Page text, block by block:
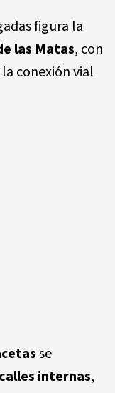
figura la
las Matas, con
conexión vial
se
internas,